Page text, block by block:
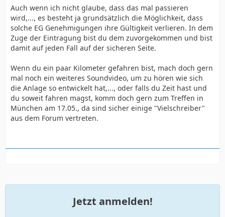
Auch wenn ich nicht glaube, dass das mal passieren
wird,..., es besteht ja grundsätzlich die Möglichkeit, dass
solche EG Genehmigungen ihre Gültigkeit verlieren. In dem
Zuge der Eintragung bist du dem zuvorgekommen und bist
damit auf jeden Fall auf der sicheren Seite.
Wenn du ein paar Kilometer gefahren bist, mach doch gern
mal noch ein weiteres Soundvideo, um zu hören wie sich
die Anlage so entwickelt hat,..., oder falls du Zeit hast und
du soweit fahren magst, komm doch gern zum Treffen in
München am 17.05., da sind sicher einige "Vielschreiber"
aus dem Forum vertreten.
Jetzt anmelden!